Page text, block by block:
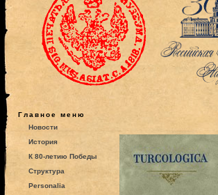
Главное меню
Новости
История
К 80-летию Победы
Структура
Personalia